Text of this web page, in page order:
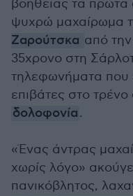
βοήθειας τα πρώτα
ψυχρώ μαχαίρωμα
Ζαρούτσκα από
35χρονο στη
τηλεφωνήματα που
επιβάτες στο τρένο
δολοφονία.
«Ένας άντρας
χωρίς λόγο»
πανικόβλητος,